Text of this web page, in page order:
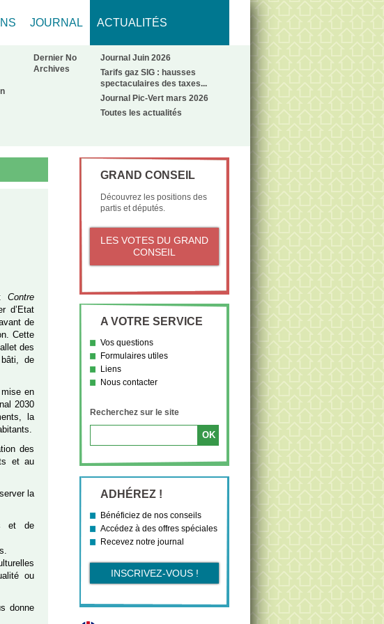
JOURNAL
Dernier No
Archives
ACTUALITÉS
Journal Juin 2026
Tarifs gaz SIG : hausses
spectaculaires des taxes...
Journal Pic-Vert mars 2026
Toutes les actualités
Contre
d’Etat
de
Cette
des
de
en
2030
la
des
et au
la
et de
ou
donne
GRAND CONSEIL
Découvrez les positions des
partis et députés.
LES VOTES DU GRAND
CONSEIL
A VOTRE SERVICE
Vos questions
Formulaires utiles
Liens
Nous contacter
Recherchez sur le site
ADHÉREZ !
Bénéficiez de nos conseils
Accédez à des offres spéciales
Recevez notre journal
INSCRIVEZ-VOUS !